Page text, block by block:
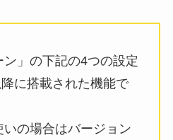
ン」の下記の4つの設定
に搭載された機能で
いの場合はバージョン